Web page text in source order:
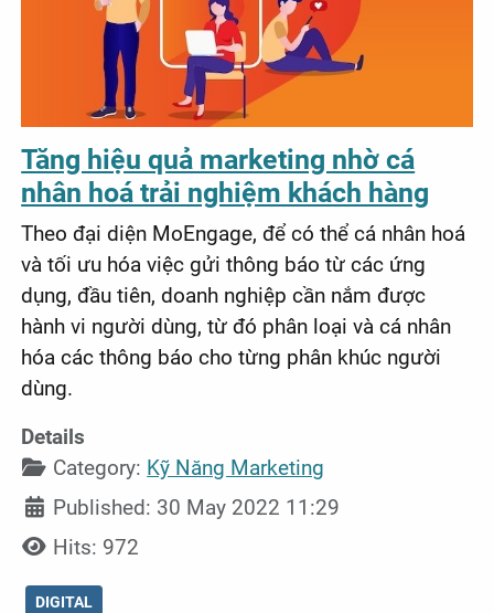
Tăng hiệu quả marketing nhờ cá
nhân hoá trải nghiệm khách hàng
Theo đại diện MoEngage, để có thể cá nhân hoá
và tối ưu hóa việc gửi thông báo từ các ứng
dụng, đầu tiên, doanh nghiệp cần nắm được
hành vi người dùng, từ đó phân loại và cá nhân
hóa các thông báo cho từng phân khúc người
dùng.
Details
Category: Kỹ Năng Marketing
Published: 30 May 2022 11:29
Hits: 972
DIGITAL